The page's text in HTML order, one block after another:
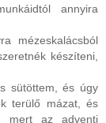
annyira
mézeskalácsból
készíteni,
sütöttem, és úgy
terülő mázat, és
mert az adventi